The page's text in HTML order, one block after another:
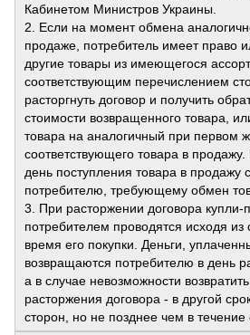
Кабинетом Министров Украины.
2. Если на момент обмена
продаже, потребитель имеет право
другие товары из имеющегося
соответствующим перечислением
расторгнуть договор и получить
стоимости возвращенного товара,
товара на аналогичный при первом
соответствующего товара в
день поступления товара в продажу
потребителю, требующему обмен
3. При расторжении договора купли-
потребителем проводятся исходя из
время его покупки. Деньги,
возвращаются потребителю в день
а в случае невозможности
расторжения договора - в другой
сторон, но не позднее чем в течение